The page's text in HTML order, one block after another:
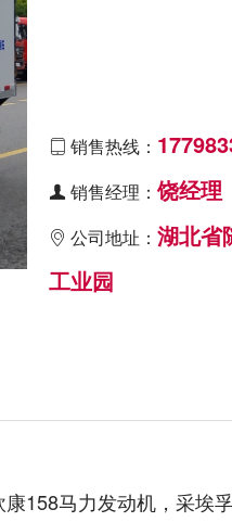
 销售热线：
 销售经理： 饶经理
 公司地址： 湖北省
工业园
158马力发动机，采埃